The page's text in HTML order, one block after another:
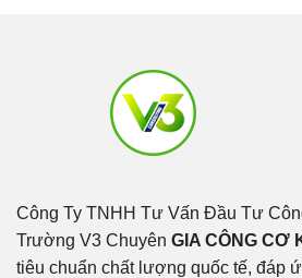
Công Ty TNHH Tư Vấn Đầu Tư
Trường V3 Chuyên GIA CÔNG CƠ
tiêu chuẩn chất lượng quốc tế, đáp